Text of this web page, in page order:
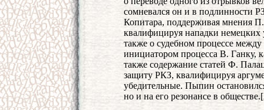
сомневался он и в подлинности
Копитара, поддерживая мнения
квалифицируя нападки
также о судебном процессе
инициатором процесса В. Ганку,
также содержание статей Ф.
защиту РКЗ, квалифицируя
убедительные. Пыпин
но и на его резонансе в